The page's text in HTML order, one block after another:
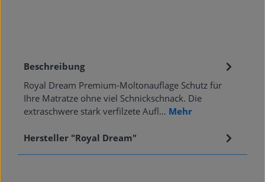
Beschreibung
Royal Dream Premium-Moltonauflage Schutz für
Ihre Matratze ohne viel Schnickschnack. Die
extraschwere stark verfilzete Aufl… Mehr
Hersteller "Royal Dream"